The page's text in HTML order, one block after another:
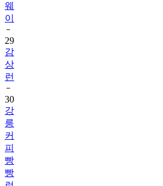
웨
이
29
감
상
런
30
강
릉
커
피
빵
빵